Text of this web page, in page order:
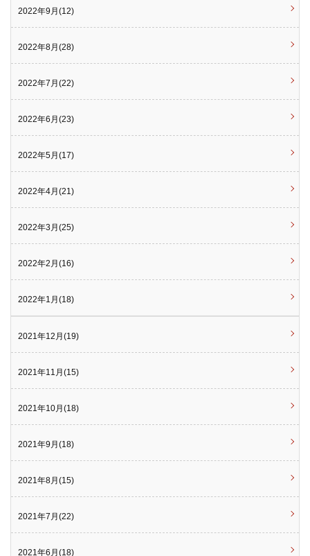
2022年9月(12)
2022年8月(28)
2022年7月(22)
2022年6月(23)
2022年5月(17)
2022年4月(21)
2022年3月(25)
2022年2月(16)
2022年1月(18)
2021年12月(19)
2021年11月(15)
2021年10月(18)
2021年9月(18)
2021年8月(15)
2021年7月(22)
2021年6月(18)